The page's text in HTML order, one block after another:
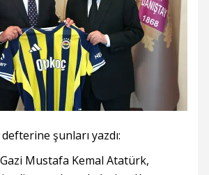
defterine şunları yazdı:
Mustafa Kemal Atatürk,